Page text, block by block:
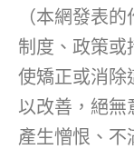
（本網發表
制度、政策或
使矯正或消除
以改善，絕無
產生憎恨、不